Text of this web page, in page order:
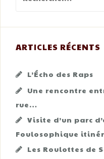
ARTICLES RÉCENTS
L’Écho des Raps
Une rencontre
rue…
Visite d’un parc
Foulosophique
Les Roulottes de